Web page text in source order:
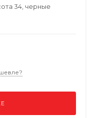
34, черные